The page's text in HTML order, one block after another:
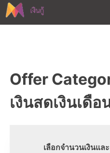
Skip
to
เงินสด และมี
Offer
เงินสดเงินเดื
เลือกจำนวนเงินแล